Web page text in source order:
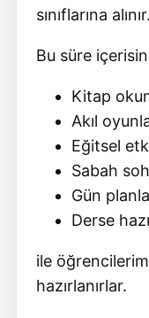
sınıflarına alınır.
Bu süre
Kitap
Akıl
Eğitsel
Sabah
Gün
Derse
ile
hazırlanırlar.